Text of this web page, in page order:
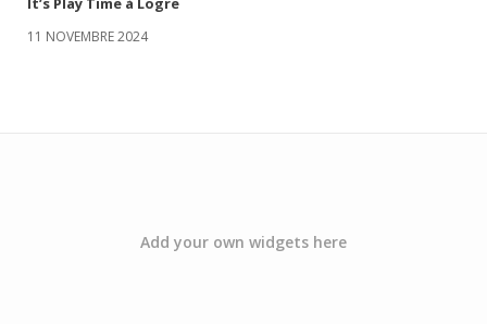
11 NOVEMBRE 2024
Add your own widgets here